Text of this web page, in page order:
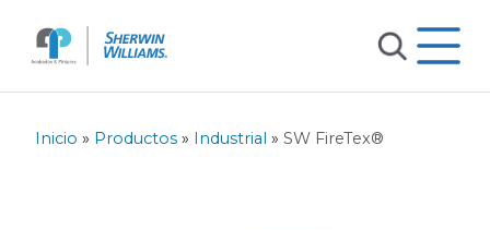
Inicio » Productos » Industrial » SW FireTex®